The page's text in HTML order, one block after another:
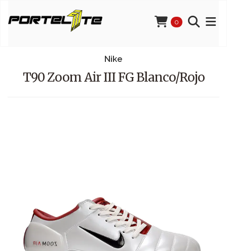
0
Nike
T90 Zoom Air III FG Blanco/Rojo